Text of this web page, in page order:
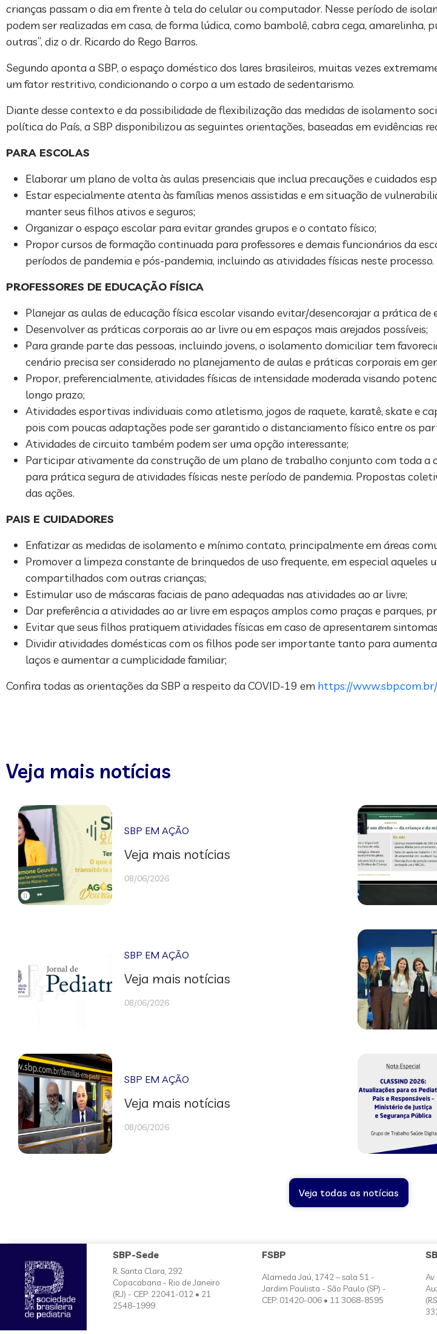
crianças passam o dia em frente à tela do celular ou computador. Nesse período de
podem ser realizadas em casa, de forma lúdica, como bambolê, cabra cega, amarelinha,
outras”, diz o dr. Ricardo do Rego Barros.
Segundo aponta a SBP, o espaço doméstico dos lares brasileiros, muitas vezes
um fator restritivo, condicionando o corpo a um estado de sedentarismo.
Diante desse contexto e da possibilidade de flexibilização das medidas de isolamento
política do País, a SBP disponibilizou as seguintes orientações, baseadas em evidências
PARA ESCOLAS
Elaborar um plano de volta às aulas presenciais que inclua precauções e cuidados
Estar especialmente atenta às famílias menos assistidas e em situação de
manter seus filhos ativos e seguros;
Organizar o espaço escolar para evitar grandes grupos e o contato físico;
Propor cursos de formação continuada para professores e demais funcionários da
períodos de pandemia e pós-pandemia, incluindo as atividades físicas neste processo.
PROFESSORES DE EDUCAÇÃO FÍSICA
Planejar as aulas de educação física escolar visando evitar/desencorajar a prática
Desenvolver as práticas corporais ao ar livre ou em espaços mais arejados possíveis;
Para grande parte das pessoas, incluindo jovens, o isolamento domiciliar tem
cenário precisa ser considerado no planejamento de aulas e práticas corporais em
Propor, preferencialmente, atividades físicas de intensidade moderada visando
longo prazo;
Atividades esportivas individuais como atletismo, jogos de raquete, karatê, skate e
pois com poucas adaptações pode ser garantido o distanciamento físico entre os
Atividades de circuito também podem ser uma opção interessante;
Participar ativamente da construção de um plano de trabalho conjunto com toda a
para prática segura de atividades físicas neste período de pandemia. Propostas
das ações.
PAIS E CUIDADORES
Enfatizar as medidas de isolamento e mínimo contato, principalmente em áreas
Promover a limpeza constante de brinquedos de uso frequente, em especial aqueles
compartilhados com outras crianças;
Estimular uso de máscaras faciais de pano adequadas nas atividades ao ar livre;
Dar preferência a atividades ao ar livre em espaços amplos como praças e parques,
Evitar que seus filhos pratiquem atividades físicas em caso de apresentarem
Dividir atividades domésticas com os filhos pode ser importante tanto para
laços e aumentar a cumplicidade familiar;
Confira todas as orientações da SBP a respeito da COVID-19 em https://
Veja mais notícias
SBP EM AÇÃO
Veja mais notícias
08/06/2026
SBP EM AÇÃO
Veja mais notícias
08/06/2026
SBP EM AÇÃO
Veja mais notícias
08/06/2026
Veja todas as notícias
SBP-Sede
R. Santa Clara, 292
Copacabana - Rio de Janeiro
(RJ) - CEP: 22041-012 • 21
2548-1999
FSBP
Alameda Jaú, 1742 – sala 51 -
Jardim Paulista - São Paulo (SP) -
CEP: 01420-006 • 11 3068-8595